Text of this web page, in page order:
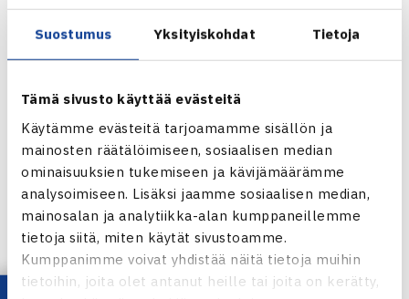
Suostumus Yksityiskohdat Tietoja
Tämä sivusto käyttää evästeitä
Käytämme evästeitä tarjoamamme sisällön ja
mainosten räätälöimiseen, sosiaalisen median
ominaisuuksien tukemiseen ja kävijämäärämme
analysoimiseen. Lisäksi jaamme sosiaalisen median,
mainosalan ja analytiikka-alan kumppaneillemme
tietoja siitä, miten käytät sivustoamme.
Kumppanimme voivat yhdistää näitä tietoja muihin
tietoihin, joita olet antanut heille tai joita on kerätty,
10.-11.11.2018, 12.-13.1.2019, 6.-7.4.2019 ja
4.-5.5.2019
Kunkin ikäluokan sarja voidaan jakaa seuraaviin
sarjatasoihin: Liiga, I-divisioona, II-divisioona. Yksittäisessä
sarjaottelussa pelataan kaksi kaksinpeliä ja yksi nelinpeli.
Pistelaskut menevät seuraavasti:
15- ja 20-vuotiaiden liigataso: Ottelu
ratkaistaan kahdella voitetulla erällä,
tilanteessa 6-6 pelataan tie- break. Kaksin- ja
nelinpelissä mahdollinen kolmas erä pelataan